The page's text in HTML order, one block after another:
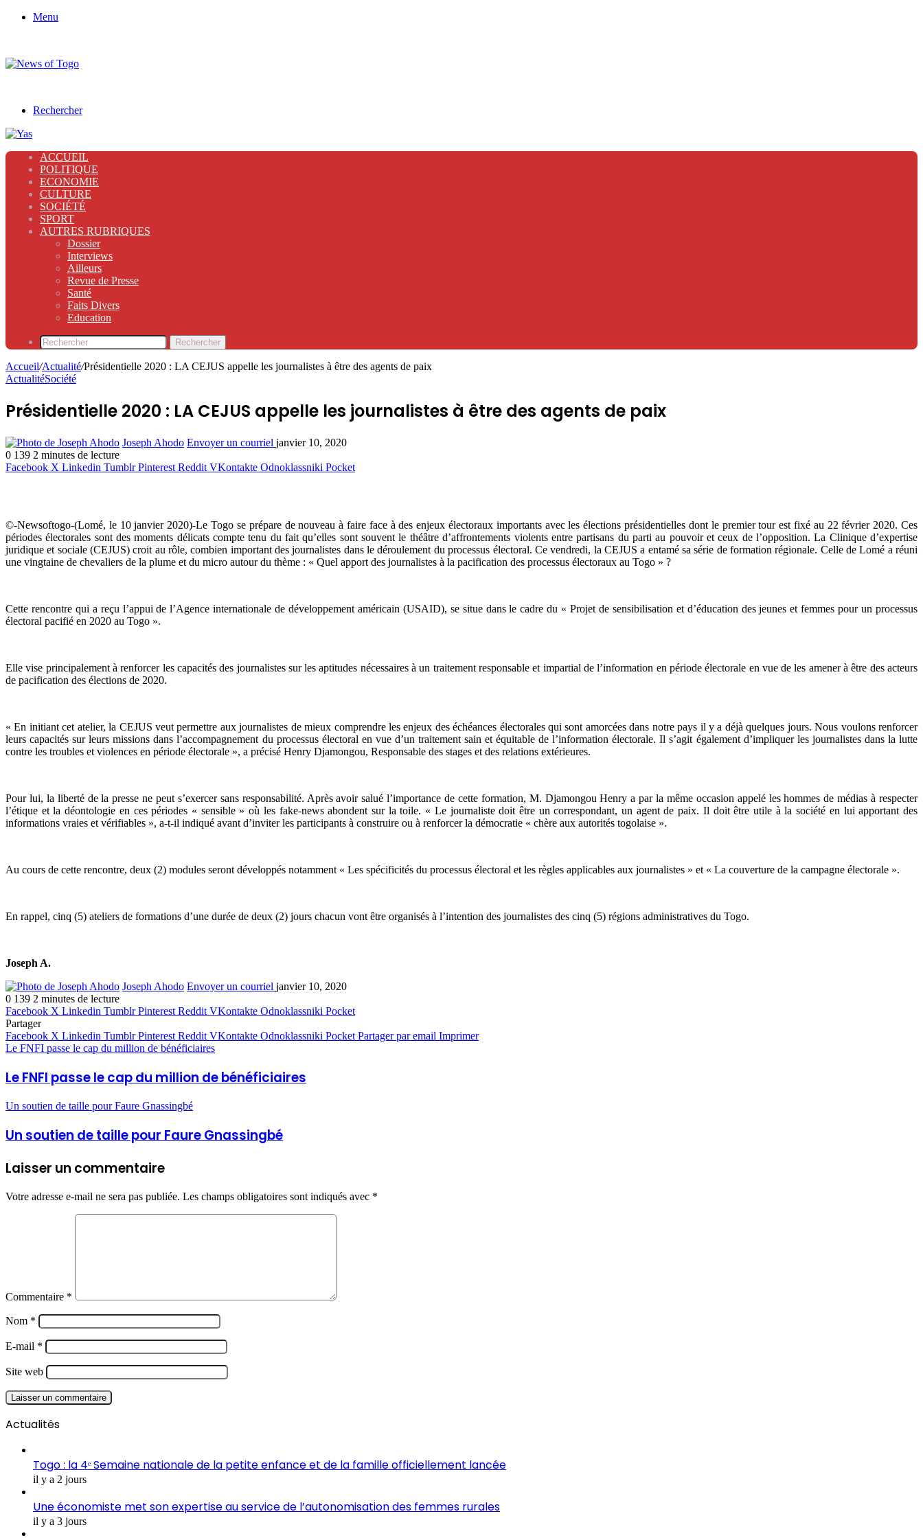
Menu
Rechercher
ACCUEIL
POLITIQUE
ECONOMIE
CULTURE
SOCIÉTÉ
SPORT
AUTRES RUBRIQUES
Dossier
Interviews
Ailleurs
Revue de Presse
Santé
Faits Divers
Education
Rechercher
Accueil/Actualité/Présidentielle 2020 : LA CEJUS appelle les journalistes à être des agents de paix
ActualitéSociété
Présidentielle 2020 : LA CEJUS appelle les journalistes à être des agents de paix
Joseph Ahodo Envoyer un courriel janvier 10, 2020
0 139 2 minutes de lecture
Facebook X Linkedin Tumblr Pinterest Reddit VKontakte Odnoklassniki Pocket
©-Newsoftogo-(Lomé, le 10 janvier 2020)-Le Togo se prépare de nouveau à faire face à des enjeux électoraux importants avec les élections présidentielles dont le premier tour est fixé au 22 février 2020. Ces
périodes électorales sont des moments délicats compte tenu du fait qu’elles sont souvent le théâtre d’affrontements violents entre partisans du parti au pouvoir et ceux de l’opposition. La Clinique d’expertise
juridique et sociale (CEJUS) croit au rôle, combien important des journalistes dans le déroulement du processus électoral. Ce vendredi, la CEJUS a entamé sa série de formation régionale. Celle de Lomé a réuni
une vingtaine de chevaliers de la plume et du micro autour du thème : « Quel apport des journalistes à la pacification des processus électoraux au Togo » ?
Cette rencontre qui a reçu l’appui de l’Agence internationale de développement américain (USAID), se situe dans le cadre du « Projet de sensibilisation et d’éducation des jeunes et femmes pour un processus
électoral pacifié en 2020 au Togo ».
Elle vise principalement à renforcer les capacités des journalistes sur les aptitudes nécessaires à un traitement responsable et impartial de l’information en période électorale en vue de les amener à être des acteurs
de pacification des élections de 2020.
« En initiant cet atelier, la CEJUS veut permettre aux journalistes de mieux comprendre les enjeux des échéances électorales qui sont amorcées dans notre pays il y a déjà quelques jours. Nous voulons renforcer
leurs capacités sur leurs missions dans l’accompagnement du processus électoral en vue d’un traitement sain et équitable de l’information électorale. Il s’agit également d’impliquer les journalistes dans la lutte
contre les troubles et violences en période électorale », a précisé Henry Djamongou, Responsable des stages et des relations extérieures.
Pour lui, la liberté de la presse ne peut s’exercer sans responsabilité. Après avoir salué l’importance de cette formation, M. Djamongou Henry a par la même occasion appelé les hommes de médias à respecter
l’étique et la déontologie en ces périodes « sensible » où les fake-news abondent sur la toile. « Le journaliste doit être un correspondant, un agent de paix. Il doit être utile à la société en lui apportant des
informations vraies et vérifiables », a-t-il indiqué avant d’inviter les participants à construire ou à renforcer la démocratie « chère aux autorités togolaise ».
Au cours de cette rencontre, deux (2) modules seront développés notamment « Les spécificités du processus électoral et les règles applicables aux journalistes » et « La couverture de la campagne électorale ».
En rappel, cinq (5) ateliers de formations d’une durée de deux (2) jours chacun vont être organisés à l’intention des journalistes des cinq (5) régions administratives du Togo.
Joseph A.
Joseph Ahodo Envoyer un courriel janvier 10, 2020
0 139 2 minutes de lecture
Facebook X Linkedin Tumblr Pinterest Reddit VKontakte Odnoklassniki Pocket
Partager
Facebook X Linkedin Tumblr Pinterest Reddit VKontakte Odnoklassniki Pocket Partager par email Imprimer
Le FNFI passe le cap du million de bénéficiaires
Le FNFI passe le cap du million de bénéficiaires
Un soutien de taille pour Faure Gnassingbé
Un soutien de taille pour Faure Gnassingbé
Laisser un commentaire
Votre adresse e-mail ne sera pas publiée. Les champs obligatoires sont indiqués avec *
Commentaire *
Nom *
E-mail *
Site web
Actualités
Togo : la 4ᵉ Semaine nationale de la petite enfance et de la famille officiellement lancée
il y a 2 jours
Une économiste met son expertise au service de l’autonomisation des femmes rurales
il y a 3 jours